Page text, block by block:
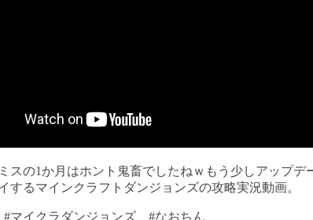
スの1か月はホント鬼畜でしたねｗもう少しアップデ
するマインクラフトダンジョンズの攻略実況動画。
マイクラダンジョンズ #なおちん